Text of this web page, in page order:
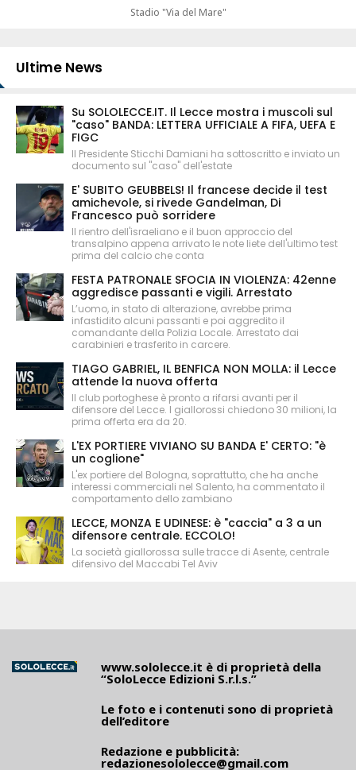
Stadio "Via del Mare"
Ultime News
Su SOLOLECCE.IT. Il Lecce mostra i muscoli sul
"caso" BANDA: LETTERA UFFICIALE A FIFA, UEFA E
FIGC
Il Presidente Sticchi Damiani ha sottoscritto e inviato un
documento sul "caso" dell'estate
E' SUBITO GEUBBELS! Il francese decide il test
amichevole, si rivede Gandelman, Di
Francesco può sorridere
Il rientro dell'israeliano e il buon approccio del
transalpino appena arrivato le note liete dell'ultimo test
prima del calcio che conta
FESTA PATRONALE SFOCIA IN VIOLENZA: 42enne
aggredisce passanti e vigili. Arrestato
L’uomo, in stato di alterazione, avrebbe prima
infastidito alcuni passanti e poi aggredito il
comandante della Polizia Locale. Arrestato dai
carabinieri e trasferito in carcere.
TIAGO GABRIEL, IL BENFICA NON MOLLA: il Lecce
attende la nuova offerta
Il club portoghese è pronto a rifarsi avanti per il
difensore del Lecce. I giallorossi chiedono 30 milioni, la
prima offerta era da 20.
L'EX PORTIERE VIVIANO SU BANDA E' CERTO: "è
un coglione"
L'ex portiere del Bologna, soprattutto, che ha anche
interessi commerciali nel Salento, ha commentato il
comportamento dello zambiano
LECCE, MONZA E UDINESE: è "caccia" a 3 a un
difensore centrale. ECCOLO!
La società giallorossa sulle tracce di Asente, centrale
difensivo del Maccabi Tel Aviv
www.sololecce.it è di proprietà della
“SoloLecce Edizioni S.r.l.s.”
Le foto e i contenuti sono di proprietà
dell’editore
Redazione e pubblicità:
redazionesololecce@gmail.com